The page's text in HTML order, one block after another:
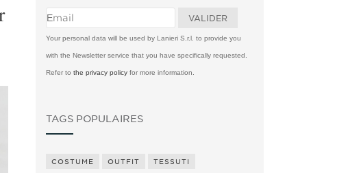
Your personal data will be used by Lanieri S.r.l. to provide you
with the Newsletter service that you have specifically requested.
Refer to the privacy policyfor more information.
TAGS POPULAIRES
COSTUME OUTFIT TESSUTI